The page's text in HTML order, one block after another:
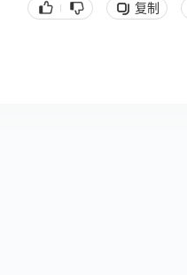
复制